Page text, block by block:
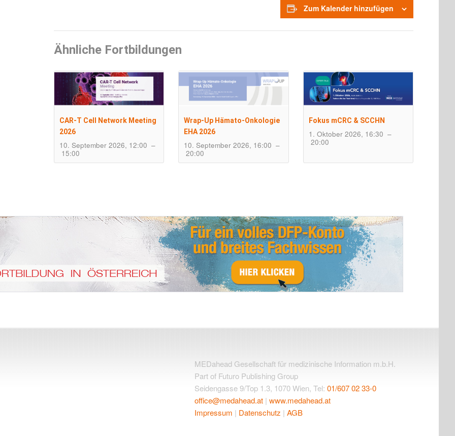
Zum Kalender hinzufügen
Ähnliche Fortbildungen
CAR-T Cell Network Meeting
2026
10. September 2026, 12:00 –
15:00
Wrap-Up Hämato-Onkologie
EHA 2026
10. September 2026, 16:00 –
20:00
Fokus mCRC & SCCHN
1. Oktober 2026, 16:30 –
20:00
MEDahead Gesellschaft für medizinische Information m.b.H.
Part of Futuro Publishing Group
Seidengasse 9/Top 1.3, 1070 Wien, Tel: 01/607 02 33-0
office@medahead.at| www.medahead.at
Impressum | Datenschutz | AGB